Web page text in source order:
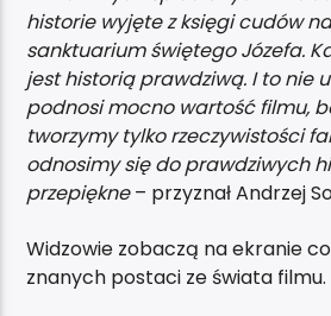
historie wyjęte z księgi cudów
sanktuarium świętego Józefa.
jest historią prawdziwą. I to nie
podnosi mocno wartość filmu,
tworzymy tylko rzeczywistości
odnosimy się do prawdziwych
przepiękne– przyznał Andrzej
Widzowie zobaczą na ekranie
znanych postaci ze świata filmu.